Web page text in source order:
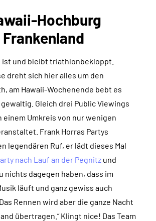
Hochburg
Frankenland
ist und bleibt triathlonbekloppt.
dreht sich hier alles um den
am Hawaii-Wochenende bebt es
Gleich drei Public Viewings
einem Umkreis von nur wenigen
Frank Horras Partys
legendären Ruf, er lädt dieses Mal
nach Lauf an der Pegnitz und
nichts dagegen haben, dass im
läuft und ganz gewiss auch
Rennen wird aber die ganze Nacht
übertragen.“ Klingt nice! Das Team